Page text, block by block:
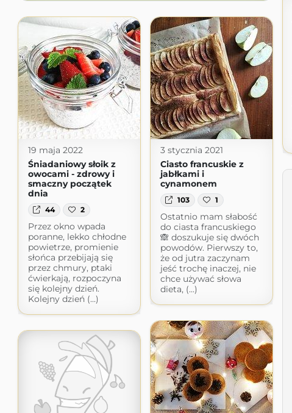
19 maja 2022
Śniadaniowy słoik z
owocami - zdrowy i
smaczny początek
dnia
44 2
Przez okno wpada
poranne, lekko chłodne
powietrze, promienie
słońca przebijają się
przez chmury, ptaki
ćwierkają, rozpoczyna
się kolejny dzień.
Kolejny dzień (...)
3 stycznia 2021
Ciasto francuskie z
jabłkami i
cynamonem
103 1
Ostatnio mam słabość
do ciasta francuskiego
🙈 doszukuje się dwóch
powodów. Pierwszy to,
że od jutra zaczynam
jeść trochę inaczej, nie
chce używać słowa
dieta, (...)